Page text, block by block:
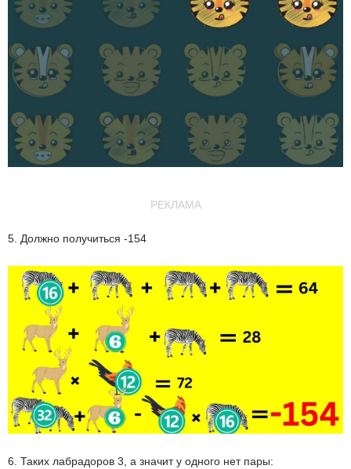
РЕКЛАМА
5. Должно получиться -154
6. Таких лабрадоров 3, а значит у одного нет пары: